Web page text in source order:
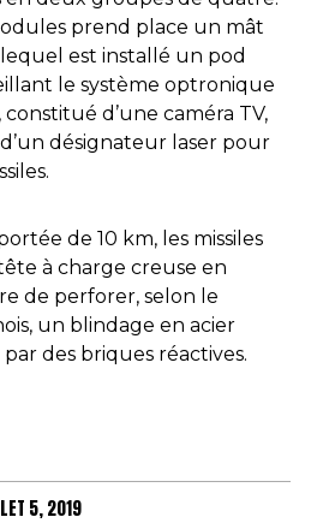
prend place un mât
est installé un pod
le système optronique
d’une caméra TV,
désignateur laser pour
de 10 km, les missiles
à charge creuse en
de perforer, selon le
un blindage en acier
des briques réactives.
5, 2019